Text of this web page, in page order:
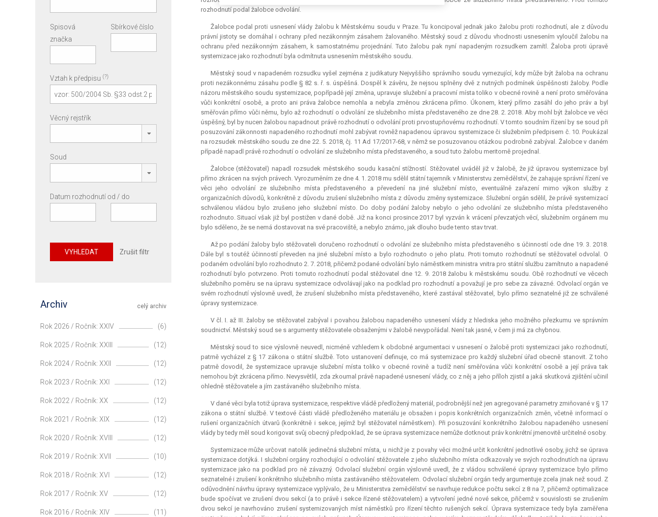
rozhodnutí podal žalobce odvolání.
Žalobce podal proti usnesení vlády žalobu k Městskému soudu v Praze. Tu koncipoval jednak jako žalobu proti rozhodnutí, ale z důvodu
právní jistoty se domáhal i ochrany před nezákonným zásahem žalovaného. Městský soud z důvodu vhodnosti usnesením vyloučil žalobu na
ochranu před nezákonným zásahem, k samostatnému projednání. Tuto žalobu pak nyní napadeným rozsudkem zamítl. Žaloba proti úpravě
systemizace jako rozhodnutí byla odmítnuta usnesením městského soudu.
Městský soud v napadeném rozsudku vyšel zejména z judikatury Nejvyššího správního soudu vymezující, kdy může být žaloba na ochranu
proti nezákonnému zásahu podle § 82 s. ř. s. úspěšná. Dospěl k závěru, že nejsou splněny dvě z nutných podmínek úspěšnosti žaloby. Podle
názoru městského soudu systemizace, popřípadě její změna, upravuje služební a pracovní místa toliko v obecné rovině a není proto směřována
vůči konkrétní osobě, a proto ani práva žalobce nemohla a nebyla změnou zkrácena přímo. Úkonem, který přímo zasáhl do jeho práv a byl
směřován přímo vůči němu, bylo až rozhodnutí o odvolání ze služebního místa představeného ze dne 28. 2. 2018. Aby mohl být žalobce ve věci
úspěšný, byl by nucen žalobou napadnout právě rozhodnutí o odvolání proti prvostupňovému rozhodnutí. V tomto soudním řízení by se soud při
posuzování zákonnosti napadeného rozhodnutí mohl zabývat rovněž napadenou úpravou systemizace či služebním předpisem č. 10. Poukázal
na rozsudek městského soudu ze dne 22. 5. 2018, čj. 11 Ad 17/2017-68, v němž se posuzovanou otázkou podrobně zabýval. Žalobce v daném
případě napadl právě rozhodnutí o odvolání ze služebního místa představeného, a soud tuto žalobu meritorně projednal.
Žalobce (stěžovatel) napadl rozsudek městského soudu kasační stížností. Stěžovatel uváděl již v žalobě, že již úpravou systemizace byl
přímo zkrácen na svých právech. Vyrozuměním ze dne 4. 1. 2018 mu sdělil státní tajemník v Ministerstvu zemědělství, že zahajuje správní řízení ve
věci jeho odvolání ze služebního místa představeného a převedení na jiné služební místo, eventuálně zařazení mimo výkon služby z
organizačních důvodů, konkrétně z důvodu zrušení služebního místa z důvodu změny systemizace. Služební orgán sdělil, že právě systemizací
schválenou vládou bylo zrušeno jeho služební místo. Do doby podání žaloby nebylo o jeho odvolání ze služebního místa představeného
rozhodnuto. Situací však již byl postižen v dané době. Již na konci prosince 2017 byl vyzván k vrácení převzatých věcí, služebním orgánem mu
bylo sděleno, že se nemá dostavovat na své pracoviště, a nebylo známo, jak dlouho bude tento stav trvat.
Až po podání žaloby bylo stěžovateli doručeno rozhodnutí o odvolání ze služebního místa představeného s účinností ode dne 19. 3. 2018.
Dále byl s toutéž účinností převeden na jiné služební místo a bylo rozhodnuto o jeho platu. Proti tomuto rozhodnutí se stěžovatel odvolal. O
podaném odvolání bylo rozhodnuto 2. 7. 2018, přičemž podané odvolání bylo náměstkem ministra vnitra pro státní službu zamítnuto a napadené
rozhodnutí bylo potvrzeno. Proti tomuto rozhodnutí podal stěžovatel dne 12. 9. 2018 žalobu k městskému soudu. Obě rozhodnutí ve věcech
služebního poměru se na úpravu systemizace odvolávají jako na podklad pro rozhodnutí a považují je pro sebe za závazné. Odvolací orgán ve
svém rozhodnutí výslovně uvedl, že zrušení služebního místa představeného, které zastával stěžovatel, bylo přímo seznatelné již ze schválené
úpravy systemizace.
V čl. I. až III. žaloby se stěžovatel zabýval i povahou žalobou napadeného usnesení vlády z hlediska jeho možného přezkumu ve správním
soudnictví. Městský soud se s argumenty stěžovatele obsaženými v žalobě nevypořádal. Není tak jasné, v čem ji má za chybnou.
Městský soud to sice výslovně neuvedl, nicméně vzhledem k obdobné argumentaci v usnesení o žalobě proti systemizaci jako rozhodnutí,
patrně vycházel z § 17 zákona o státní službě. Toto ustanovení definuje, co má systemizace pro každý služební úřad obecně stanovit. Z toho
patrně dovodil, že systemizace upravuje služební místa toliko v obecné rovině a tudíž není směřována vůči konkrétní osobě a její práva tak
nemohou být zkrácena přímo. Nevysvětlil, zda zkoumal právě napadené usnesení vlády, co z něj a jeho příloh zjistil a jaká skutková zjištění učinil
ohledně stěžovatele a jím zastávaného služebního místa.
V dané věci byla totiž úprava systemizace, respektive vládě předložený materiál, podrobnější než jen agregované parametry zmiňované v § 17
zákona o státní službě. V textové části vládě předloženého materiálu je obsažen i popis konkrétních organizačních změn, včetně informací o
rušení organizačních útvarů (konkrétně i sekce, jejímž byl stěžovatel náměstkem). Při posuzování konkrétního žalobou napadeného usnesení
vlády by tedy měl soud korigovat svůj obecný předpoklad, že se úprava systemizace nemůže dotknout práv konkrétní jmenovitě určitelné osoby.
Systemizace může určovat natolik jedinečná služební místa, u nichž je z povahy věci možné určit konkrétní jednotlivé osoby, jichž se úprava
systemizace dotýká. I služební orgány rozhodující o odvolání stěžovatele z jeho služebního místa odkazovaly ve svých rozhodnutích na úpravu
systemizace jako na podklad pro ně závazný. Odvolací služební orgán výslovně uvedl, že z vládou schválené úpravy systemizace bylo přímo
seznatelné i zrušení konkrétního služebního místa zastávaného stěžovatelem. Odvolací služební orgán tedy argumentuje zcela jinak než soud. Z
odůvodnění návrhu úpravy systemizace vyplývalo, že u Ministerstva zemědělství se navrhuje redukce počtu sekcí z 8 na 7, přičemž optimalizace
bude spočívat ve zrušení dvou sekcí (a to právě i sekce řízené stěžovatelem) a vytvoření jedné nové sekce, přičemž v souvislosti se zrušením
dvou sekcí je navrhováno zrušení systemizovaných míst náměstků pro řízení těchto rušených sekcí. Úprava systemizace tedy byla zaměřena
Spisová
značka
Sbírkové číslo
Vztah k předpisu (?)
Věcný rejstřík
Soud
Datum rozhodnutí od / do
VYHLEDAT Zrušit filtr
celý archiv
Archiv
Rok 2026 / Ročník: XXIV (6)
Rok 2025 / Ročník: XXIII (12)
Rok 2024 / Ročník: XXII (12)
Rok 2023 / Ročník: XXI (12)
Rok 2022 / Ročník: XX (12)
Rok 2021 / Ročník: XIX (12)
Rok 2020 / Ročník: XVIII (12)
Rok 2019 / Ročník: XVII (10)
Rok 2018 / Ročník: XVI (12)
Rok 2017 / Ročník: XV (12)
Rok 2016 / Ročník: XIV (11)